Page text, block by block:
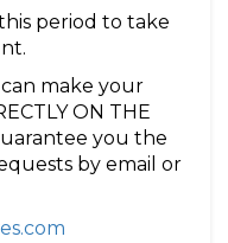
period to take
make your
ON THE
you the
by email or